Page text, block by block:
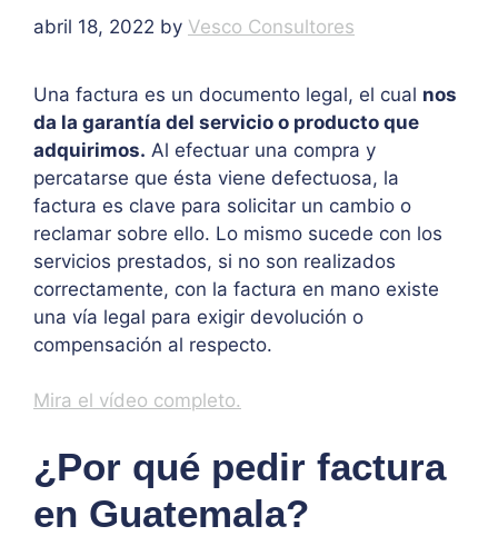
abril 18, 2022 by Vesco Consultores
Una factura es un documento legal, el cual nos
da la garantía del servicio o producto que
adquirimos. Al efectuar una compra y
percatarse que ésta viene defectuosa, la
factura es clave para solicitar un cambio o
reclamar sobre ello. Lo mismo sucede con los
servicios prestados, si no son realizados
correctamente, con la factura en mano existe
una vía legal para exigir devolución o
compensación al respecto.
Mira el vídeo completo.
¿Por qué pedir factura
en Guatemala?